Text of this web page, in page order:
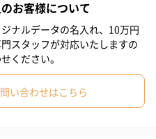
に、はくりフィルムをはがし
開封すると炭酸、メントール
枚ともすぐにお使いください。
お客様について
ナルデータの名入れ、10万円
スタッフが対応いたしますの
ください。
い合わせはこちら